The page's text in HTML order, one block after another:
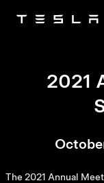
Tesla
2021
The 2021 Annual